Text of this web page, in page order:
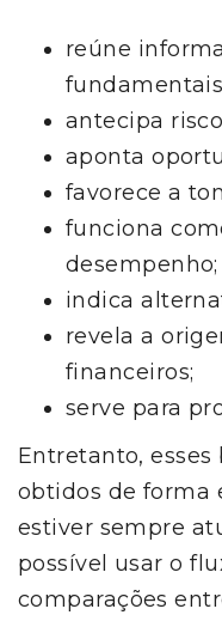
reúne
antecipa
aponta
favorece a
funciona
desempenho;
indica
revela a
financeiros;
serve para
Entretanto, esses
obtidos de forma
estiver sempre
possível usar o
comparações